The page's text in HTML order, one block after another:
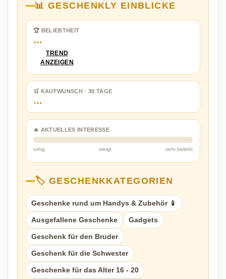
📊 GESCHENKLY EINBLICKE
🏆 BELIEBTHEIT
…
TREND
ANZEIGEN
🛒 KAUFWUNSCH · 30 TAGE
…
🔥 AKTUELLES INTERESSE
ruhig steigt sehr beliebt
🏷️ GESCHENKKATEGORIEN
Geschenke rund um Handys & Zubehör 📱
Ausgefallene Geschenke Gadgets
Geschenk für den Bruder
Geschenk für die Schwester
Geschenke für das Alter 16 - 20